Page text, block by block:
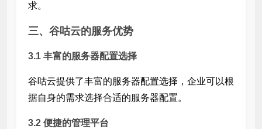
求。
三、谷咕云的服务优势
3.1 丰富的服务器配置选择
谷咕云提供了丰富的服务器配置选择，企业可以根
据自身的需求选择合适的服务器配置。
3.2 便捷的管理平台